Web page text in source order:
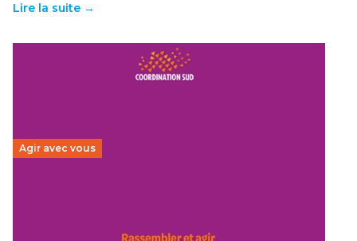
Lire la suite →
Agir avec vous